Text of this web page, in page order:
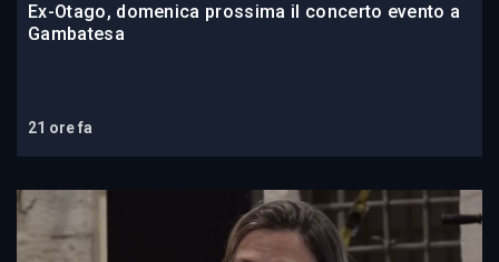
Ex-Otago, domenica prossima il concerto evento a
Gambatesa
21 ore fa